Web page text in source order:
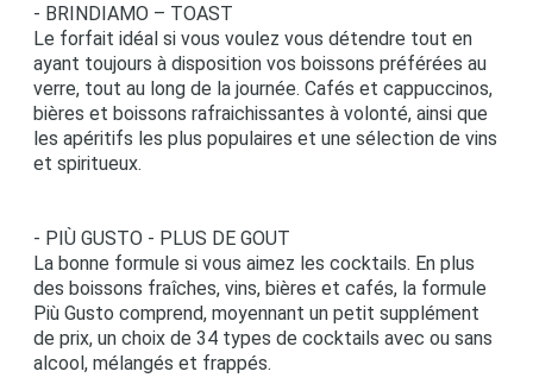
- BRINDIAMO – TOAST
Le forfait idéal si vous voulez vous détendre tout en
ayant toujours à disposition vos boissons préférées au
verre, tout au long de la journée. Cafés et cappuccinos,
bières et boissons rafraichissantes à volonté, ainsi que
les apéritifs les plus populaires et une sélection de vins
et spiritueux.
- PIÙ GUSTO - PLUS DE GOUT
La bonne formule si vous aimez les cocktails. En plus
des boissons fraîches, vins, bières et cafés, la formule
Più Gusto comprend, moyennant un petit supplément
de prix, un choix de 34 types de cocktails avec ou sans
alcool, mélangés et frappés.